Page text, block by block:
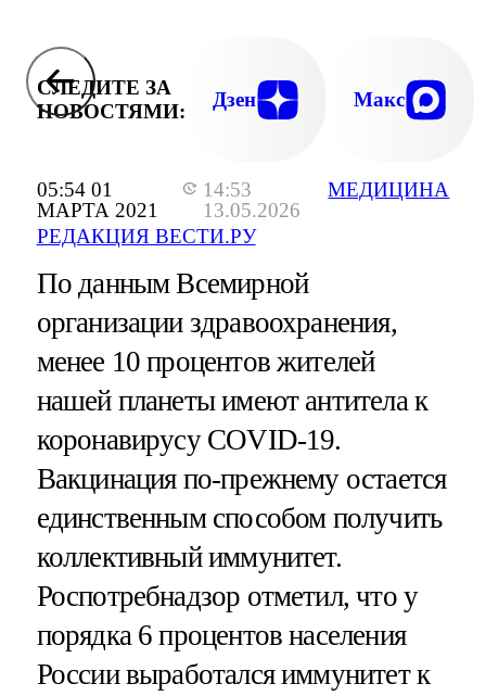
05:54 01
МАРТА 2021
14:53
13.05.2026
РЕДАКЦИЯ ВЕСТИ.РУ
МЕДИЦИНА
СЛЕДИТЕ ЗА
НОВОСТЯМИ:
Дзен Макс
По данным Всемирной
организации здравоохранения,
менее 10 процентов жителей
нашей планеты имеют антитела к
коронавирусу COVID-19.
Вакцинация по-прежнему остается
единственным способом получить
коллективный иммунитет.
Роспотребнадзор отметил, что у
порядка 6 процентов населения
России выработался иммунитет к